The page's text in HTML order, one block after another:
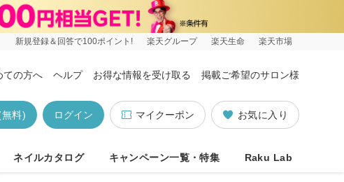
新規登録＆回答で100ポイント! 楽天グループ 楽天生命 楽天市場
ての方へ ヘルプ お得な情報を受け取る 掲載ご希望のサロン様
お気に入り
マイクーポン
ログイン
料)
ネイルカタログ キャンペーン一覧・特集 Raku Lab